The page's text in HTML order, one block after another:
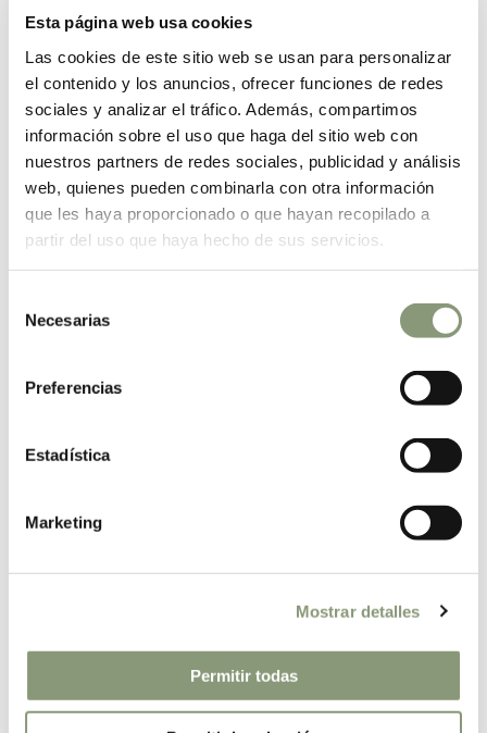
Esta página web usa cookies
Las cookies de este sitio web se usan para personalizar
el contenido y los anuncios, ofrecer funciones de redes
sociales y analizar el tráfico. Además, compartimos
información sobre el uso que haga del sitio web con
nuestros partners de redes sociales, publicidad y análisis
web, quienes pueden combinarla con otra información
que les haya proporcionado o que hayan recopilado a
partir del uso que haya hecho de sus servicios.
Necesarias
Preferencias
Estadística
Marketing
Mostrar detalles
Permitir todas
interrupción en el proceso de compostaje.
Inspección periódica de los componentes
Aunque el
mayor parte del mantenimiento preventivo, es
recomendable realizar una revisión básica de los
componentes de la compostadora, como las
puertas, elsistema de aireacióny los sensores
de temperatura.
Control de la humedad y temperatura: Los
que la compostadora esté funcionando de manera
regularmente para garantizar el éxito del proceso
de compostaje.
Mantenimiento del sistema de aireación
: El
sistema de aireación es crucial para mantener los
compostadora. Limpia las aberturas y asegúrate
el sistema de compostaje está diseñado para
manejar residuos orgánicos, es importante
asegurarse de que no se introduzcan materiales
no compostables, como plásticos o metales, que